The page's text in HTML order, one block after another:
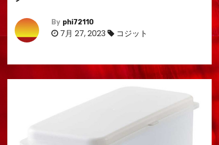
By phi72110
7月 27, 2023 コジット